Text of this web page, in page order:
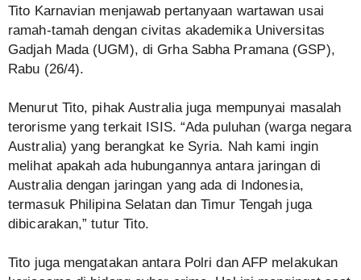
Tito Karnavian menjawab pertanyaan wartawan usai
ramah-tamah dengan civitas akademika Universitas
Gadjah Mada (UGM), di Grha Sabha Pramana (GSP),
Rabu (26/4).
Menurut Tito, pihak Australia juga mempunyai masalah
terorisme yang terkait ISIS. “Ada puluhan (warga negara
Australia) yang berangkat ke Syria. Nah kami ingin
melihat apakah ada hubungannya antara jaringan di
Australia dengan jaringan yang ada di Indonesia,
termasuk Philipina Selatan dan Timur Tengah juga
dibicarakan,” tutur Tito.
Tito juga mengatakan antara Polri dan AFP melakukan